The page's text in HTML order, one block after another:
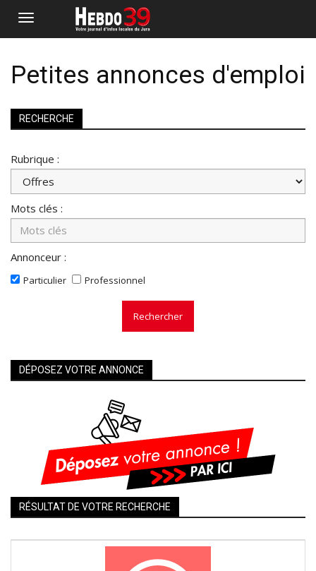
Petites annonces d'emploi
RECHERCHE
Rubrique :
Mots clés :
Annonceur :
Particulier Professionnel
Rechercher
DÉPOSEZ VOTRE ANNONCE
RÉSULTAT DE VOTRE RECHERCHE